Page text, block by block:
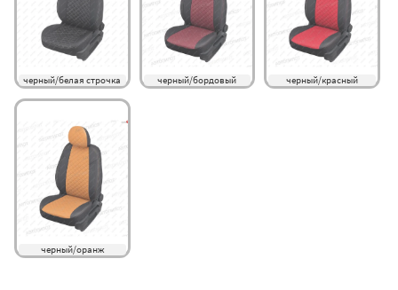
черный/белая строчка черный/бордовый черный/красный
черный/оранж